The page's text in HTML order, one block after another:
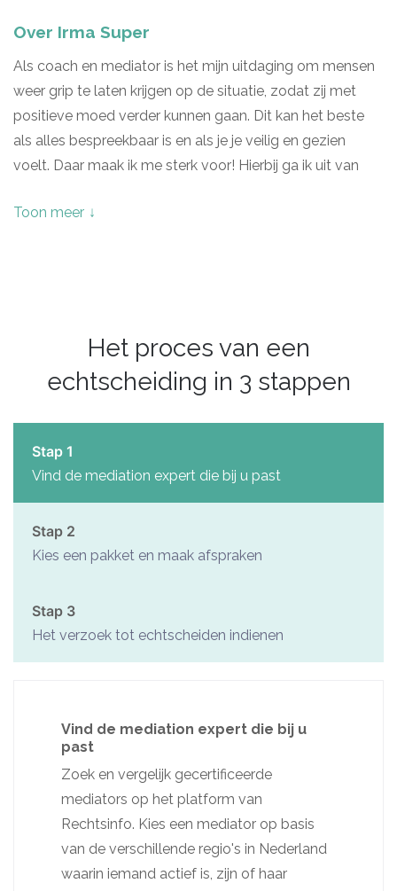
Over Irma Super
Als coach en mediator is het mijn uitdaging om mensen
weer grip te laten krijgen op de situatie, zodat zij met
positieve moed verder kunnen gaan. Dit kan het beste
als alles bespreekbaar is en als je je veilig en gezien
voelt. Daar maak ik me sterk voor! Hierbij ga ik uit van
Ik ben heel blij met de scholen waar ik heb gewerkt in
Almelo en Deventer. Ik merkte daar hoe belangrijk het is
en wist wie bij wie hoorde. Ik ontdekte ook hoe belangrijk
coaching en mediation is. Mensen elkaar weer laten
verstaan; elkaar (en zichzelf) weer kunnen begrijpen,
daar ga ik voor en ik geloof dat dit altijd mogelijk is.
Toon meer
Het proces van een
echtscheiding in 3 stappen
Stap 1
Vind de mediation expert die bij u past
Stap 2
Kies een pakket en maak afspraken
Stap 3
Het verzoek tot echtscheiden indienen
Vind de mediation expert die bij u
past
Zoek en vergelijk gecertificeerde
mediators op het platform van
Rechtsinfo. Kies een mediator op basis
van de verschillende regio's in Nederland
waarin iemand actief is, zijn of haar